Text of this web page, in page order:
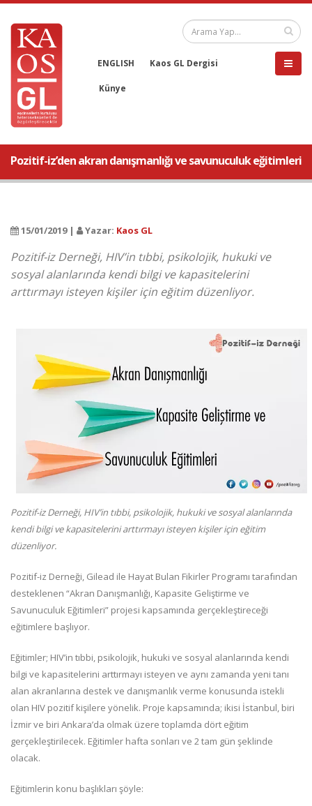
ENGLISH Kaos GL Dergisi
Künye
Pozitif-iz’den akran danışmanlığı ve savunuculuk eğitimleri
15/01/2019 | Yazar: Kaos GL
Pozitif-iz Derneği, HIV’in tıbbi, psikolojik, hukuki ve
sosyal alanlarında kendi bilgi ve kapasitelerini
arttırmayı isteyen kişiler için eğitim düzenliyor.
Pozitif-iz Derneği, HIV’in tıbbi, psikolojik, hukuki ve sosyal alanlarında
kendi bilgi ve kapasitelerini arttırmayı isteyen kişiler için eğitim
düzenliyor.
Pozitif-iz Derneği, Gilead ile Hayat Bulan Fikirler Programı tarafından
desteklenen “Akran Danışmanlığı, Kapasite Geliştirme ve
Savunuculuk Eğitimleri” projesi kapsamında gerçekleştireceği
eğitimlere başlıyor.
Eğitimler; HIV’in tıbbi, psikolojik, hukuki ve sosyal alanlarında kendi
bilgi ve kapasitelerini arttırmayı isteyen ve aynı zamanda yeni tanı
alan akranlarına destek ve danışmanlık verme konusunda istekli
olan HIV pozitif kişilere yönelik. Proje kapsamında; ikisi İstanbul, biri
İzmir ve biri Ankara’da olmak üzere toplamda dört eğitim
gerçekleştirilecek. Eğitimler hafta sonları ve 2 tam gün şeklinde
olacak.
Eğitimlerin konu başlıkları şöyle: